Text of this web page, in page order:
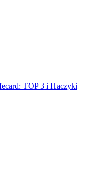
TOP 3 i Haczyki